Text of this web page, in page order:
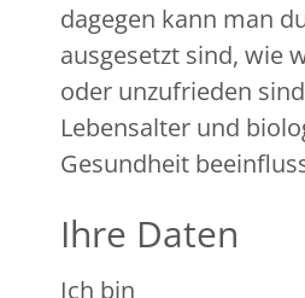
dagegen kann man
ausgesetzt sind, wie
oder unzufrieden
Lebensalter und
Gesundheit
Ihre Daten
Ich bin